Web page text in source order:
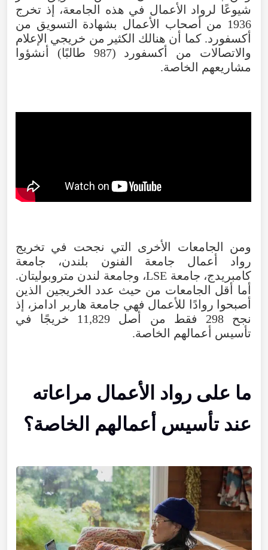
شيوعًا لرواد الأعمال في هذه الجامعة، إذ تخرج
1936 من أصحاب الأعمال بشهادة التسويق من
أكسفورد. كما أن هنالك الكثير من خريجي الإعلام
والاتصالات من أكسفورد (987 طالبًا) أنشؤوا
مشاريعهم الخاصة.
ومن الجامعات الأخرى التي نجحت في تخريج
رواد أعمال جامعة الفنون بلندن، جامعة
كامبريدج، جامعة LSE، وجامعة لندن متروبوليتان.
أما أقل الجامعات من حيث عدد الخريجين الذين
أصبحوا روادًا للأعمال فهي جامعة هاربر ادامز، إذ
نجح 298 فقط من أصل 11,829 خريجًا في
تأسيس أعمالهم الخاصة.
ما على رواد الأعمال مراعاته
عند تأسيس أعمالهم الخاصة؟